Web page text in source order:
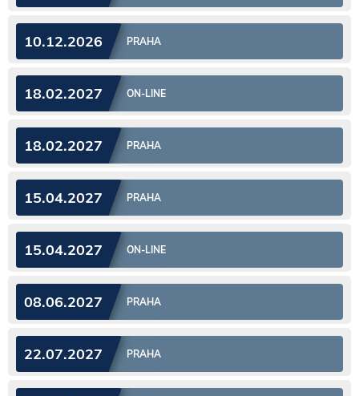
10.12.2026 PRAHA
18.02.2027 ON-LINE
18.02.2027 PRAHA
15.04.2027 PRAHA
15.04.2027 ON-LINE
08.06.2027 PRAHA
22.07.2027 PRAHA